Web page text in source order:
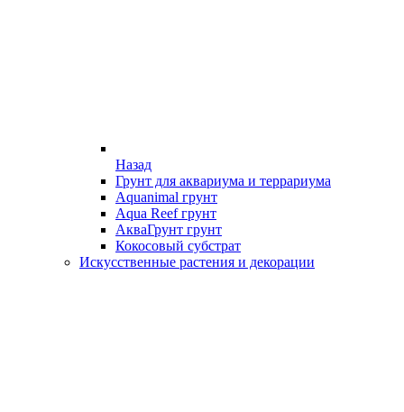
Назад
Грунт для аквариума и террариума
Aquanimal грунт
Aqua Reef грунт
АкваГрунт грунт
Кокосовый субстрат
Искусственные растения и декорации